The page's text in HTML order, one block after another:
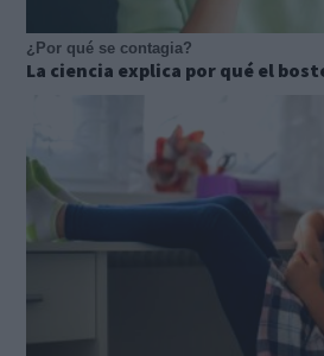
¿Por qué se contagia?
La ciencia explica por qué el